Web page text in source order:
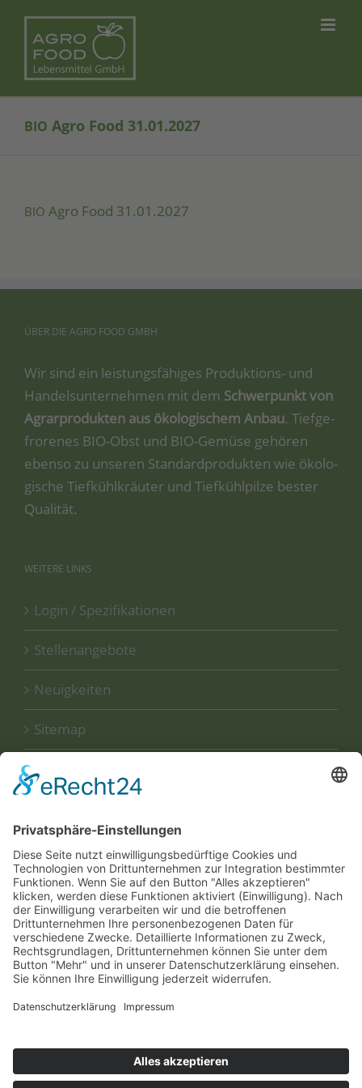
content
BIO Agro Food 31.01.2027
BIO Agro Food 31.01.2027
ÜBER DIE AGRO FOOD GMBH
Wir sind ein leis­tungs­fä­hi­ges Pro­duk­ti­ons- und
Han­dels­un­ter­neh­men mit dem Schwer­punkt von
Agrar­pro­duk­ten aus öko­lo­gi­schem Anbau. Tief­ge­
fro­re­nes BIO-Obst und BIO-Gemü­se gehö­ren
eben­so zu unse­ren Stan­dard­pro­duk­ten wie öko­lo­
gi­sche Tief­kühl­kräu­ter und Tief­kühl­pil­ze bes­ter
Qualität.
WEITERE LINKS
Login / Spezifikationen
Stellenangebote
Neuigkeiten
Sitemap
Disclaimer
UNSERE ZERTIFIKATE